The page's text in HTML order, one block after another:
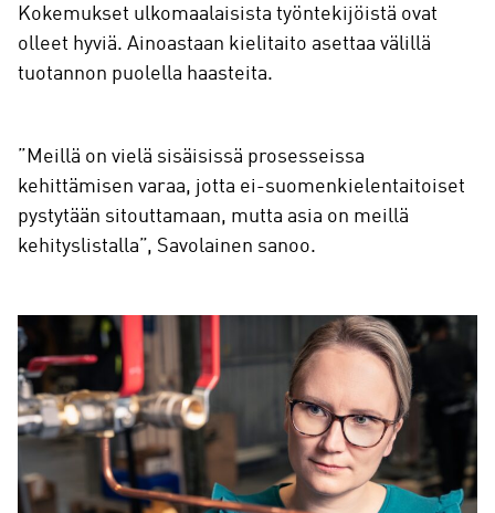
Kokemukset ulkomaalaisista työntekijöistä ovat
olleet hyviä. Ainoastaan kielitaito asettaa välillä
tuotannon puolella haasteita.
”Meillä on vielä sisäisissä prosesseissa
kehittämisen varaa, jotta ei-suomenkielentaitoiset
pystytään sitouttamaan, mutta asia on meillä
kehityslistalla”, Savolainen sanoo.